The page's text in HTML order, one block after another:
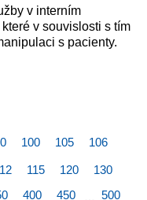
v interním
v souvislosti s tím
s pacienty.
100 105 106
115 120
130
400 450 500